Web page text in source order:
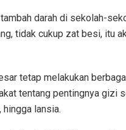
darah di sekolah-
tidak cukup zat besi, itu
tetap melakukan
tentang pentingnya gizi
hingga lansia.